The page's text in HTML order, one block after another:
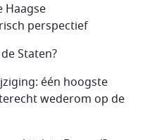
Haagse
perspectief
Staten?
één hoogste
wederom op de